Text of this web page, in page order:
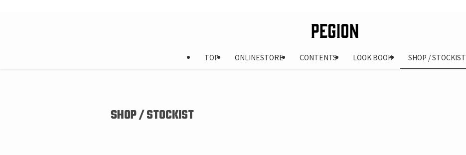
TOP ONLINESTORE CONTENTS LOOK BOOK SHOP / STOCKIST
SHOP / STOCKIST